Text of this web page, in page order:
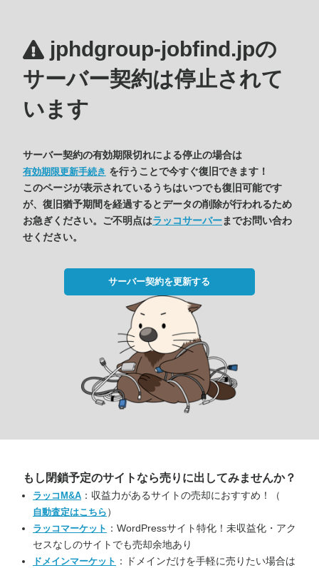
jphdgroup-jobfind.jpの
サーバー契約は停止されて
います
サーバー契約の有効期限切れによる停止の場合は
有効期限更新手続き を行うことで今すぐ復旧できます！
このページが表示されているうちはいつでも復旧可能です
が、復旧猶予期間を経過するとデータの削除が行われるため
お急ぎください。ご不明点はラッコサーバーまでお問い合わ
せください。
サーバー契約を更新する
もし閉鎖予定のサイトなら売りに出してみませんか？
ラッコM&A ：収益力があるサイトの売却におすすめ！（
自動査定はこちら ）
ラッコマーケット ：WordPressサイト特化！未収益化・アク
セスなしのサイトでも売却余地あり
ドメインマーケット ：ドメインだけを手軽に売りたい場合は